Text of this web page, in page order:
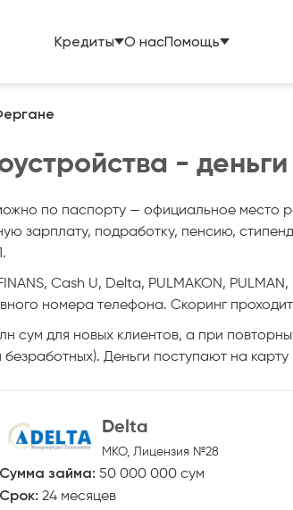
Кредиты О насПомощь
-
по паспорту — официальное
зарплату, подработку, пенсию,
Cash U, Delta, PULMAKON,
номера телефона. Скоринг
сум для новых клиентов, а при
безработных). Деньги поступают на
Delta
МКО, Лицензия №28
Сумма займа: 50 000 000 сум
Срок: 24 месяцев